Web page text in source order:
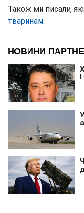
Також ми писали, які
тваринам.